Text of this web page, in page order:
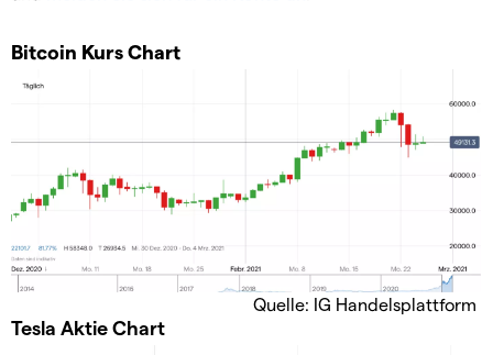
Bitcoin Kurs Chart
Quelle: IG Handelsplattform
Tesla Aktie Chart